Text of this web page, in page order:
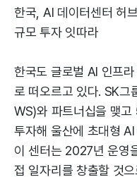
한국, AI 데이터센터 허
규모 투자 잇따라
한국도 글로벌 AI 인프
로 떠오르고 있다. SK그
WS)와 파트너십을 맺
투자해 울산에 초대형
이 센터는 2027년 운영
접 일자리를 창출할 것